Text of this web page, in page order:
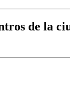
de la